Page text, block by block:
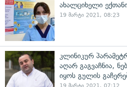
ახალციხელი
19 მარტი 2021, 08:23
კლინიკურ
აღარ გაგვაჩნია,
იყოს გულის